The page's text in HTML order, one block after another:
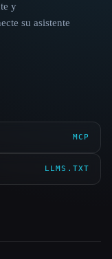
y
su asistente
MCP
LLMS.TXT